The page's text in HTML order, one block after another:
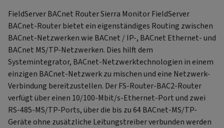
FieldServer BACnet Router Sierra Monitor FieldServer
BACnet-Router bietet ein eigenständiges Routing zwischen
BACnet-Netzwerken wie BACnet / IP-, BACnet Ethernet- und
BACnet MS/TP-Netzwerken. Dies hilft dem
Systemintegrator, BACnet-Netzwerktechnologien in einem
einzigen BACnet-Netzwerk zu mischen und eine Netzwerk-
Verbindung bereitzustellen. Der FS-Router-BAC2-Router
verfügt über einen 10/100-Mbit/s-Ethernet-Port und zwei
RS-485-MS/TP-Ports, über die bis zu 64 BACnet-MS/TP-
Geräte ohne zusätzliche Leitungstreiber verbunden werden